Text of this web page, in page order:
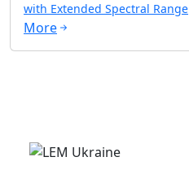
with Extended Spectral Range
More